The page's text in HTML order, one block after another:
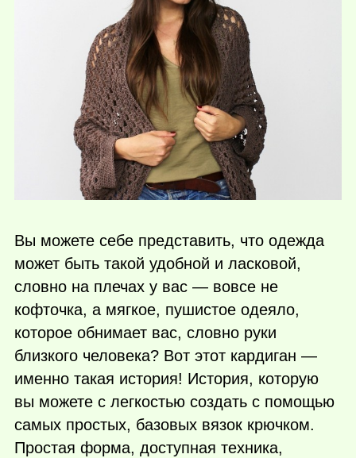
Вы можете себе представить, что одежда
может быть такой удобной и ласковой,
словно на плечах у вас — вовсе не
кофточка, а мягкое, пушистое одеяло,
которое обнимает вас, словно руки
близкого человека? Вот этот кардиган —
именно такая история! История, которую
вы можете с легкостью создать с помощью
самых простых, базовых вязок крючком.
Простая форма, доступная техника,